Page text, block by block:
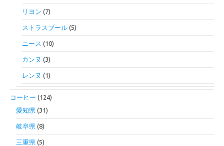
リヨン (7)
ストラスブール (5)
ニース (10)
カンヌ (3)
レンヌ (1)
コーヒー (124)
愛知県 (31)
岐阜県 (8)
三重県 (5)